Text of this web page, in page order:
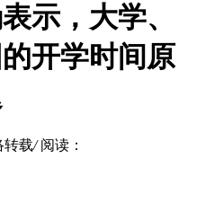
示，大学、
开学时间原
转载/ 阅读：